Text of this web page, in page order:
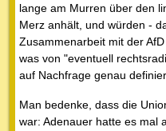
lange am Murren über den
Merz anhält, und würden -
Zusammenarbeit mit der
was von "eventuell
auf Nachfrage genau
Man bedenke, dass die
war: Adenauer hatte es mal